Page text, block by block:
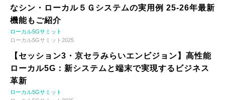
なシン・ローカル５Ｇシステムの実用例 25-26年最新
機能もご紹介
ローカル5Gサミット
ローカル5Gサミット2025
【セッション3・京セラみらいエンビジョン】高性能
ローカル5G：新システムと端末で実現するビジネス
革新
ローカル5Gサミット